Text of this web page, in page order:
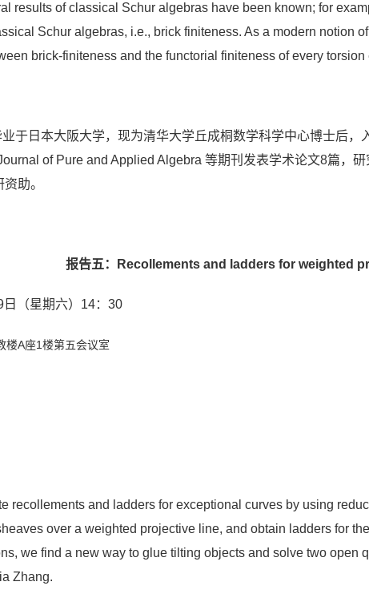
results of classical Schur algebras have been known; for
Schur algebras, i.e., brick finiteness. As a modern notion
brick-finiteness and the functorial finiteness of every
于日本大阪大学，现为清华大学丘成桐数学科学中心博士后
of Pure and Applied Algebra 等期刊发表学术论文8篇，
助。
报告五：Recollements and ladders for weighted
日（星期六）14：30
楼A座1楼第五会议室
recollements and ladders for exceptional curves by using
over a weighted projective line, and obtain ladders for
we find a new way to glue tilting objects and solve two
Zhang.